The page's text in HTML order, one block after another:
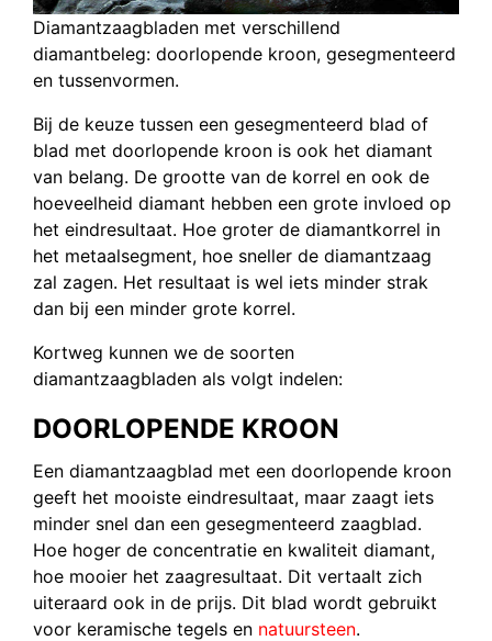
Diamantzaagbladen met verschillend
diamantbeleg: doorlopende kroon, gesegmenteerd
en tussenvormen.
Bij de keuze tussen een gesegmenteerd blad of
blad met doorlopende kroon is ook het diamant
van belang. De grootte van de korrel en ook de
hoeveelheid diamant hebben een grote invloed op
het eindresultaat. Hoe groter de diamantkorrel in
het metaalsegment, hoe sneller de diamantzaag
zal zagen. Het resultaat is wel iets minder strak
dan bij een minder grote korrel.
Kortweg kunnen we de soorten
diamantzaagbladen als volgt indelen:
DOORLOPENDE KROON
Een diamantzaagblad met een doorlopende kroon
geeft het mooiste eindresultaat, maar zaagt iets
minder snel dan een gesegmenteerd zaagblad.
Hoe hoger de concentratie en kwaliteit diamant,
hoe mooier het zaagresultaat. Dit vertaalt zich
uiteraard ook in de prijs. Dit blad wordt gebruikt
voor keramische tegels en natuursteen.